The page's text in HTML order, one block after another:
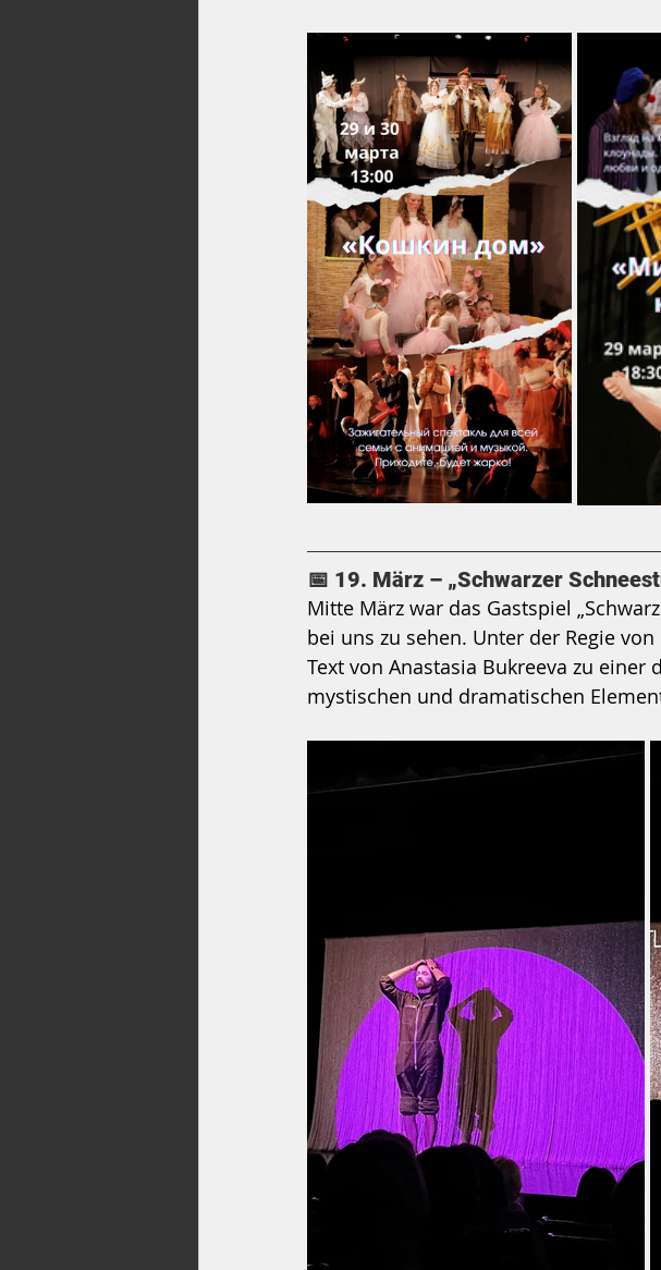
📅 19. März – „Schwarzer
Mitte März war das Gastspiel
bei uns zu sehen. Unter der Regie
Text von Anastasia Bukreeva zu
mystischen und dramatischen